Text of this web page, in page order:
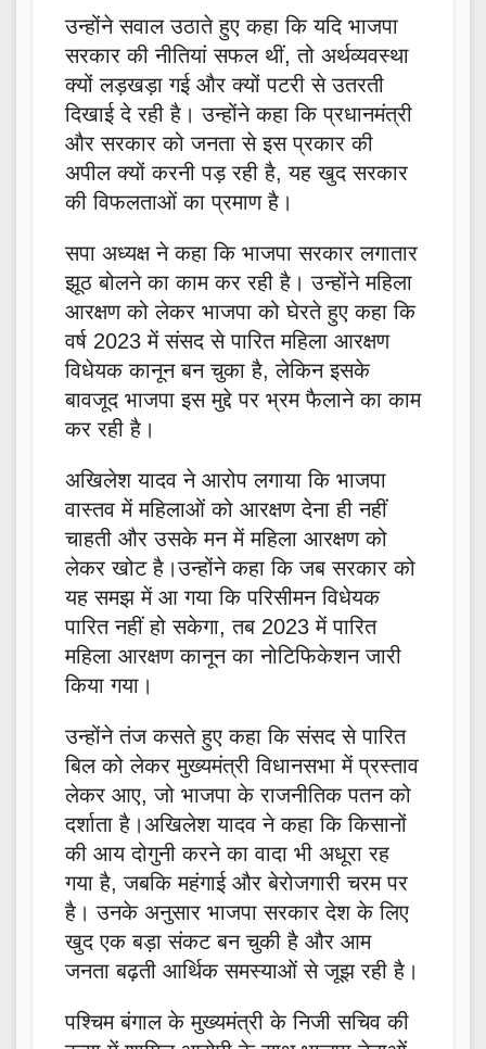
उन्होंने सवाल उठाते हुए कहा कि यदि भाजपा
सरकार की नीतियां सफल थीं, तो अर्थव्यवस्था
क्यों लड़खड़ा गई और क्यों पटरी से उतरती
दिखाई दे रही है। उन्होंने कहा कि प्रधानमंत्री
और सरकार को जनता से इस प्रकार की
अपील क्यों करनी पड़ रही है, यह खुद सरकार
की विफलताओं का प्रमाण है।
सपा अध्यक्ष ने कहा कि भाजपा सरकार लगातार
झूठ बोलने का काम कर रही है। उन्होंने महिला
आरक्षण को लेकर भाजपा को घेरते हुए कहा कि
वर्ष 2023 में संसद से पारित महिला आरक्षण
विधेयक कानून बन चुका है, लेकिन इसके
बावजूद भाजपा इस मुद्दे पर भ्रम फैलाने का काम
कर रही है।
अखिलेश यादव ने आरोप लगाया कि भाजपा
वास्तव में महिलाओं को आरक्षण देना ही नहीं
चाहती और उसके मन में महिला आरक्षण को
लेकर खोट है।उन्होंने कहा कि जब सरकार को
यह समझ में आ गया कि परिसीमन विधेयक
पारित नहीं हो सकेगा, तब 2023 में पारित
महिला आरक्षण कानून का नोटिफिकेशन जारी
किया गया।
उन्होंने तंज कसते हुए कहा कि संसद से पारित
बिल को लेकर मुख्यमंत्री विधानसभा में प्रस्ताव
लेकर आए, जो भाजपा के राजनीतिक पतन को
दर्शाता है।अखिलेश यादव ने कहा कि किसानों
की आय दोगुनी करने का वादा भी अधूरा रह
गया है, जबकि महंगाई और बेरोजगारी चरम पर
है। उनके अनुसार भाजपा सरकार देश के लिए
खुद एक बड़ा संकट बन चुकी है और आम
जनता बढ़ती आर्थिक समस्याओं से जूझ रही है।
पश्चिम बंगाल के मुख्यमंत्री के निजी सचिव की